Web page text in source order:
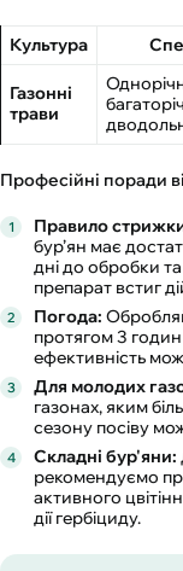
Культура
Газонні
трави
Професійні поради
Правило
бур’ян має
дні до обробки
препарат встиг
Погода:
протягом 3
ефективність
Для молодих
газонах, яким
сезону посіву
Складні бур'яни:
рекомендуємо
активного
дії гербіциду.